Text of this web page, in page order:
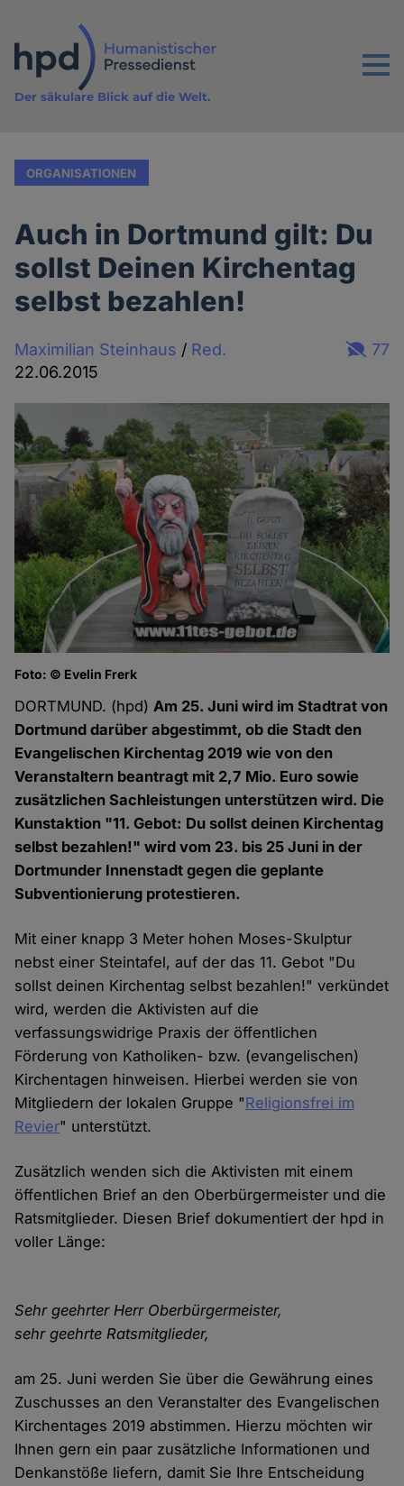
Inhalt
Menu
Der säkulare Blick auf die Welt.
ORGANISATIONEN
Auch in Dortmund gilt: Du
sollst Deinen Kirchentag
selbst bezahlen!
Maximilian Steinhaus / Red.
22.06.2015
77
Foto: © Evelin Frerk
DORTMUND. (hpd)Am 25. Juni wird im Stadtrat von
Dortmund darüber abgestimmt, ob die Stadt den
Evangelischen Kirchentag 2019 wie von den
Veranstaltern beantragt mit 2,7 Mio. Euro sowie
zusätzlichen Sachleistungen unterstützen wird. Die
Kunstaktion "11. Gebot: Du sollst deinen Kirchentag
selbst bezahlen!" wird vom 23. bis 25 Juni in der
Dortmunder Innenstadt gegen die geplante
Subventionierung protestieren.
Mit einer knapp 3 Meter hohen Moses-Skulptur
nebst einer Steintafel, auf der das 11. Gebot "Du
sollst deinen Kirchentag selbst bezahlen!" verkündet
wird, werden die Aktivisten auf die
verfassungswidrige Praxis der öffentlichen
Förderung von Katholiken- bzw. (evangelischen)
Kirchentagen hinweisen. Hierbei werden sie von
Mitgliedern der lokalen Gruppe "Religionsfrei im
Revier" unterstützt.
Zusätzlich wenden sich die Aktivisten mit einem
öffentlichen Brief an den Oberbürgermeister und die
Ratsmitglieder. Diesen Brief dokumentiert der hpd in
voller Länge:
Sehr geehrter Herr Oberbürgermeister,
sehr geehrte Ratsmitglieder,
am 25. Juni werden Sie über die Gewährung eines
Zuschusses an den Veranstalter des Evangelischen
Kirchentages 2019 abstimmen. Hierzu möchten wir
Ihnen gern ein paar zusätzliche Informationen und
Denkanstöße liefern, damit Sie Ihre Entscheidung